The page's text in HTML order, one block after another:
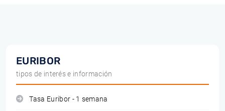
EURIBOR
tipos de interés e información
Tasa Euribor - 1 semana